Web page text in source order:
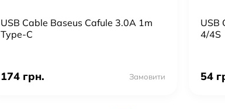
USB Cable Baseus Cafule 3.0A 1m
Type-C
174 грн. Замовити
USB
4/4S
54